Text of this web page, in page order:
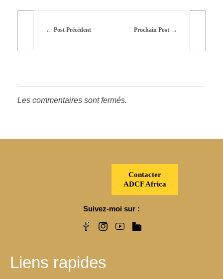
Post Précédent Prochain Post
Les commentaires sont fermés.
Contacter
ADCF Africa
Suivez-moi sur :
Liens rapides